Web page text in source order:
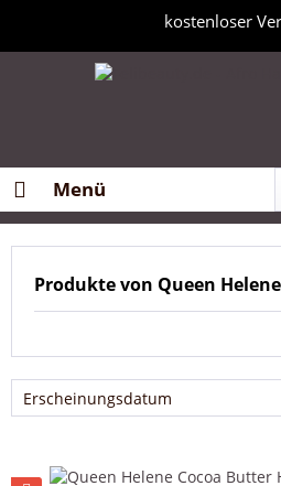
kostenloser
Menü
Produkte von Queen Helene